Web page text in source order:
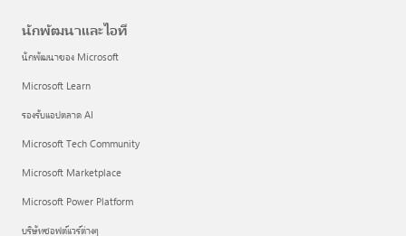
นักพัฒนาและไอที
นักพัฒนาของ Microsoft
Microsoft Learn
รองรับแอปตลาด AI
Microsoft Tech Community
Microsoft Marketplace
Microsoft Power Platform
บริษัทซอฟต์แวร์ต่างๆ